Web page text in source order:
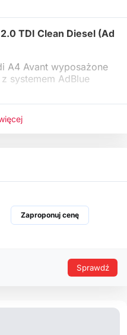
TDI Clean Diesel (Ad
A4 Avant wyposażone
systemem AdBlue
Zaproponuj cenę
Sprawdź